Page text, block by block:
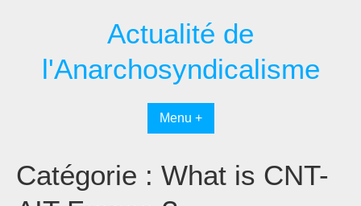
Actualité de
l'Anarchosyndicalisme
Menu +
Catégorie : What is CNT-